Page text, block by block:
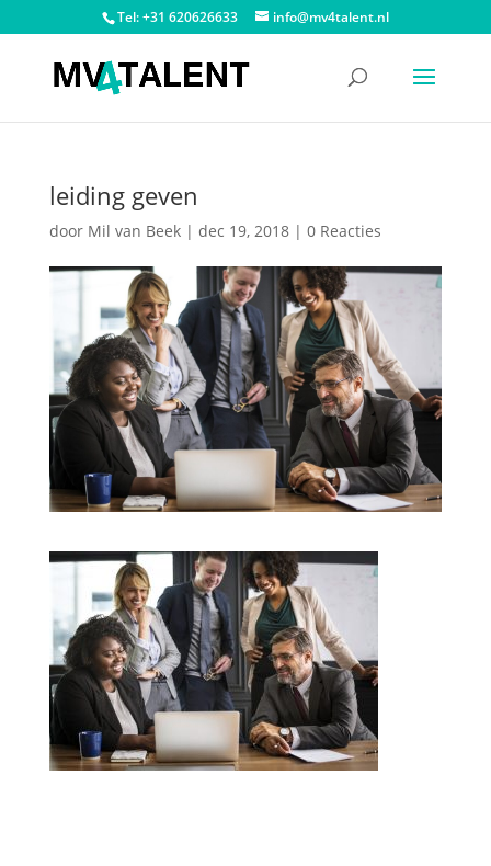
Tel: +31 620626633 info@mv4talent.nl
leiding geven
door Mil van Beek| dec 19, 2018| 0 Reacties